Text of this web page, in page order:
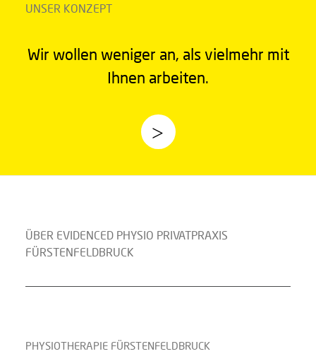
UNSER KONZEPT
Wir wollen weniger an, als vielmehr mit
Ihnen arbeiten.
ÜBER EVIDENCED PHYSIO PRIVATPRAXIS
FÜRSTENFELDBRUCK
PHYSIOTHERAPIE FÜRSTENFELDBRUCK